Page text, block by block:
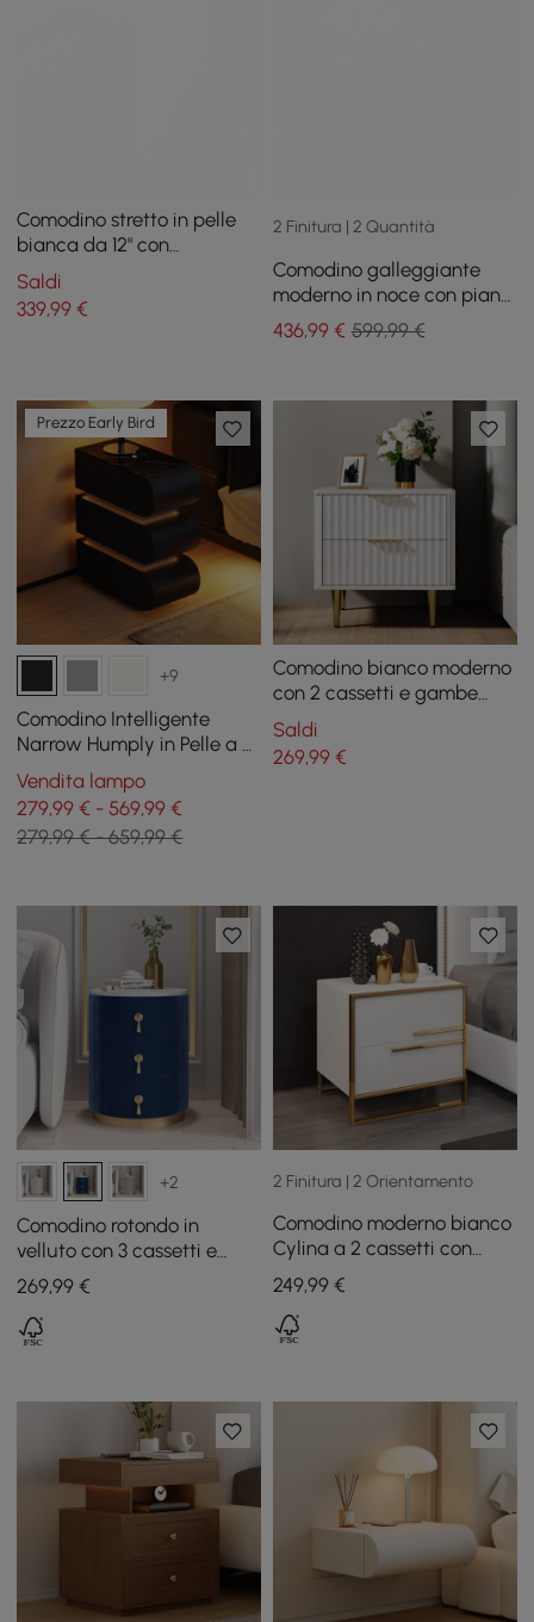
Comodino stretto in pelle
bianca da 12" con
caricabatterie wireless
Saldi
339,99 €
2 Finitura | 2 Quantità
Comodino galleggiante
moderno in noce con piano
in vetro per riporre gioielli,
set di 2
436,99€ 599,99 €
Prezzo Early Bird
+9
Comodino Intelligente
Narrow Humply in Pelle a 3
Cassetti con Piano in Pietra
Sinterizzata
Vendita lampo
279,99 € - 569,99 €
279,99 € - 659,99 €
Comodino bianco moderno
con 2 cassetti e gambe
dorate
Saldi
269,99€
+2
Comodino rotondo in
velluto con 3 cassetti e
piano in pietra sinterizzata
269,99 €
2 Finitura | 2 Orientamento
Comodino moderno bianco
Cylina a 2 cassetti con
gamba dorata
249,99€